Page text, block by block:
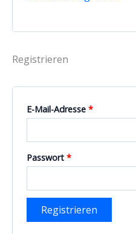
Registrieren
E-Mail-Adresse *Erforderlich
Passwort *Erforderlich
Registrieren